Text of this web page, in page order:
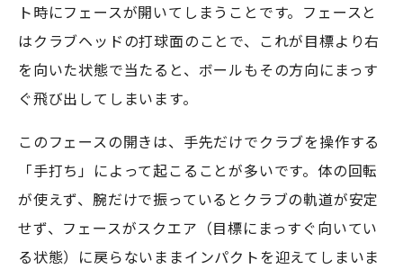
アイアンの場合
パターの場合
4. プッシュアウトの修正ステップ｜実践ドリル
で改善
ステップ1：スタンス・目線を見直す
ステップ2：インパクトでフェース開きを防
ぐ
ステップ3：左の壁を意識して体の開きを抑
ト時にフェースが開いてしまうことです。フェースと
はクラブヘッドの打球面のことで、これが目標より右
を向いた状態で当たると、ボールもその方向にまっす
ぐ飛び出してしまいます。
このフェースの開きは、手先だけでクラブを操作する
「手打ち」によって起こることが多いです。体の回転
が使えず、腕だけで振っているとクラブの軌道が安定
せず、フェースがスクエア（目標にまっすぐ向いてい
る状態）に戻らないままインパクトを迎えてしまいま